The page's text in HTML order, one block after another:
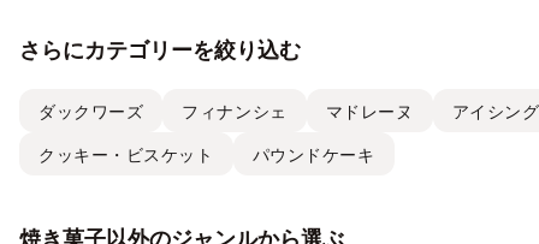
さらにカテゴリーを絞り込む
ダックワーズ フィナンシェ マドレーヌ アイシン
クッキー・ビスケット パウンドケーキ
焼き菓子以外のジャンルから選ぶ